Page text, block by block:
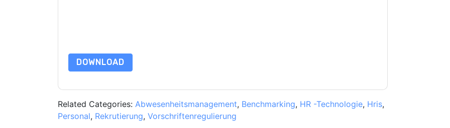
DOWNLOAD
Related Categories: Abwesenheitsmanagement, Benchmarking, HR -Technologie, Hris,
Personal, Rekrutierung, Vorschriftenregulierung